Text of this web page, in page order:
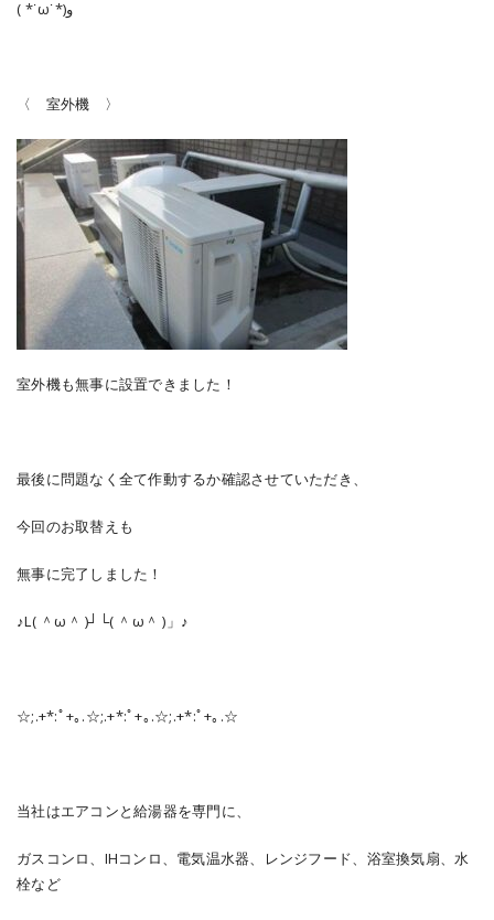
( *˙ω˙*)و
〈 室外機 〉
室外機も無事に設置できました！
最後に問題なく全て作動するか確認させていただき、
今回のお取替えも
無事に完了しました！
♪L( ＾ω＾ )┘└( ＾ω＾ )」♪
☆;.+*:ﾟ+｡.☆;.+*:ﾟ+｡.☆;.+*:ﾟ+｡.☆
当社はエアコンと給湯器を専門に、
ガスコンロ、IHコンロ、電気温水器、レンジフード、浴室換気扇、水
栓など